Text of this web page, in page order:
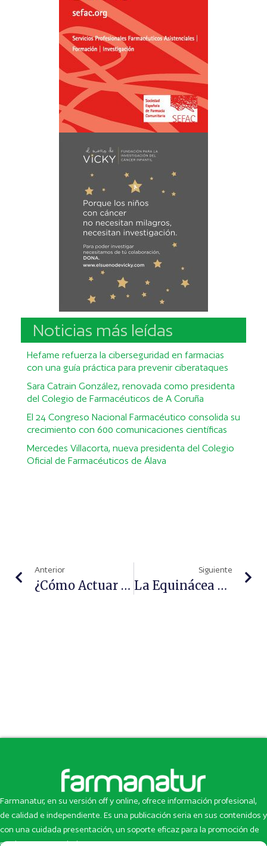
Noticias más leídas
Hefame refuerza la ciberseguridad en farmacias
con una guía práctica para prevenir ciberataques
Sara Catrain González, renovada como presidenta
del Colegio de Farmacéuticos de A Coruña
El 24 Congreso Nacional Farmacéutico consolida su
crecimiento con 600 comunicaciones científicas
Mercedes Villacorta, nueva presidenta del Colegio
Oficial de Farmacéuticos de Álava
Anterior
¿Cómo Actuar Ante La Náusea Gestacional?
Siguiente
La Equinácea Refuerza El Sistema Inmunitario Y Previene Las Gripes Y Resfriados Comunes
Farmanatur, en su versión off y online, ofrece información profesional,
de calidad e independiente. Es una publicación seria en sus contenidos y
con una cuidada presentación, un soporte eficaz para la promoción de
productos y novedades.